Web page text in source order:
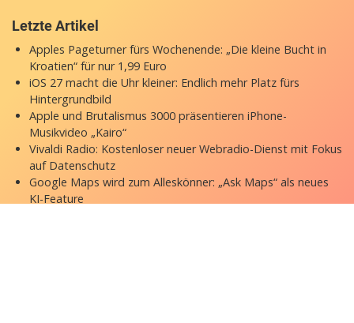
Letzte Artikel
Apples Pageturner fürs Wochenende: „Die kleine Bucht in
Kroatien“ für nur 1,99 Euro
iOS 27 macht die Uhr kleiner: Endlich mehr Platz fürs
Hintergrundbild
Apple und Brutalismus 3000 präsentieren iPhone-
Musikvideo „Kairo“
Vivaldi Radio: Kostenloser neuer Webradio-Dienst mit Fokus
auf Datenschutz
Google Maps wird zum Alleskönner: „Ask Maps“ als neues
KI-Feature